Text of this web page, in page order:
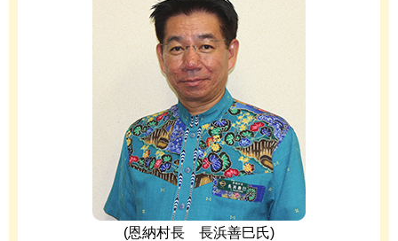
(恩納村長 長浜善巳氏)